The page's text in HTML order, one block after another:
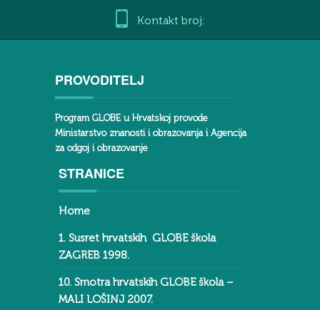
Kontakt broj:
PROVODITELJ
Program GLOBE u Hrvatskoj provode
Ministarstvo znanosti i obrazovanja i Agencija
za odgoj i obrazovanje
STRANICE
Home
1. Susret hrvatskih GLOBE škola
ZAGREB 1998.
10. Smotra hrvatskih GLOBE škola –
MALI LOŠINJ 2007.